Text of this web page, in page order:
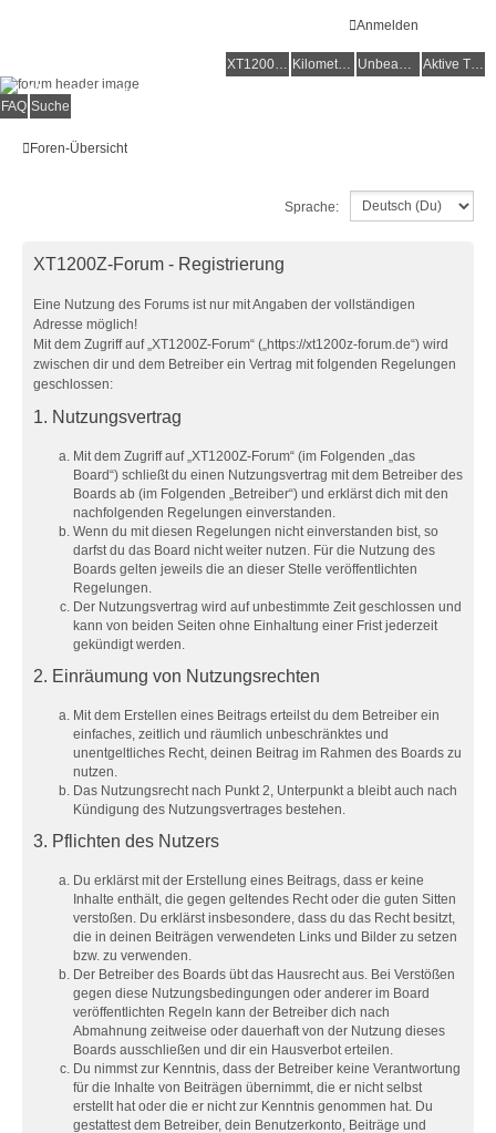
Anmelden
XT1200Z-Wiki Kilometerstatistik Unbeantwortete Themen Aktive Themen
Alles rund um die Yamaha XT1200Z Super Ténéré
FAQ Suche
Foren-Übersicht
Sprache:
XT1200Z-Forum - Registrierung
Eine Nutzung des Forums ist nur mit Angaben der vollständigen
Adresse möglich!
Mit dem Zugriff auf „XT1200Z-Forum“ („https://xt1200z-forum.de“) wird
zwischen dir und dem Betreiber ein Vertrag mit folgenden Regelungen
geschlossen:
1. Nutzungsvertrag
Mit dem Zugriff auf „XT1200Z-Forum“ (im Folgenden „das
Board“) schließt du einen Nutzungsvertrag mit dem Betreiber des
Boards ab (im Folgenden „Betreiber“) und erklärst dich mit den
nachfolgenden Regelungen einverstanden.
Wenn du mit diesen Regelungen nicht einverstanden bist, so
darfst du das Board nicht weiter nutzen. Für die Nutzung des
Boards gelten jeweils die an dieser Stelle veröffentlichten
Regelungen.
Der Nutzungsvertrag wird auf unbestimmte Zeit geschlossen und
kann von beiden Seiten ohne Einhaltung einer Frist jederzeit
gekündigt werden.
2. Einräumung von Nutzungsrechten
Mit dem Erstellen eines Beitrags erteilst du dem Betreiber ein
einfaches, zeitlich und räumlich unbeschränktes und
unentgeltliches Recht, deinen Beitrag im Rahmen des Boards zu
nutzen.
Das Nutzungsrecht nach Punkt 2, Unterpunkt a bleibt auch nach
Kündigung des Nutzungsvertrages bestehen.
3. Pflichten des Nutzers
Du erklärst mit der Erstellung eines Beitrags, dass er keine
Inhalte enthält, die gegen geltendes Recht oder die guten Sitten
verstoßen. Du erklärst insbesondere, dass du das Recht besitzt,
die in deinen Beiträgen verwendeten Links und Bilder zu setzen
bzw. zu verwenden.
Der Betreiber des Boards übt das Hausrecht aus. Bei Verstößen
gegen diese Nutzungsbedingungen oder anderer im Board
veröffentlichten Regeln kann der Betreiber dich nach
Abmahnung zeitweise oder dauerhaft von der Nutzung dieses
Boards ausschließen und dir ein Hausverbot erteilen.
Du nimmst zur Kenntnis, dass der Betreiber keine Verantwortung
für die Inhalte von Beiträgen übernimmt, die er nicht selbst
erstellt hat oder die er nicht zur Kenntnis genommen hat. Du
gestattest dem Betreiber, dein Benutzerkonto, Beiträge und